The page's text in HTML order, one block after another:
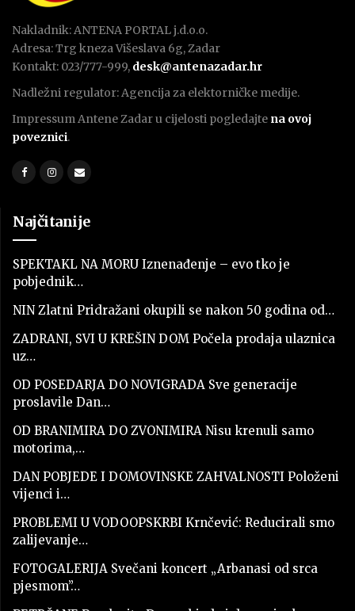
Nakladnik: ANTENA PORTAL j.d.o.o.
Adresa: Trg kneza Višeslava 6g, Zadar
Kontakt: 023/777-999, desk@antenazadar.hr
Nadležni regulator: Agencija za elektorničke medije.
Impressum Antene Zadar u cijelosti pogledajte na ovoj
poveznici.
Najčitanije
SPEKTAKL NA MORU Iznenađenje – evo tko je
pobjednik…
NIN Zlatni Pridražani okupili se nakon 50 godina od…
ZADRANI, SVI U KREŠIN DOM Počela prodaja ulaznica
uz…
OD POSEDARJA DO NOVIGRADA Sve generacije
proslavile Dan…
OD BRANIMIRA DO ZVONIMIRA Nisu krenuli samo
motorima,…
DAN POBJEDE I DOMOVINSKE ZAHVALNOSTI Položeni
vijenci i…
PROBLEMI U VODOOPSKRBI Krnčević: Reducirali smo
zalijevanje…
FOTOGALERIJA Svečani koncert „Arbanasi od srca
pjesmom”…